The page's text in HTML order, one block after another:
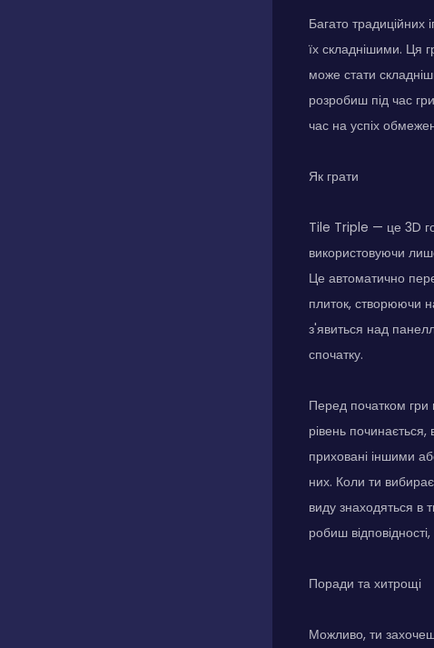
Багато традиційних
їх складнішими. Ця
може стати
розробиш під час
час на успіх
Як грати
Tile Triple — це 3D
використовуючи
Це автоматично
плиток, створюючи
з'явиться над
спочатку.
Перед початком гри
рівень
приховані іншими
них. Коли ти
виду знаходяться в
робиш
Поради та хитрощі
Можливо, ти